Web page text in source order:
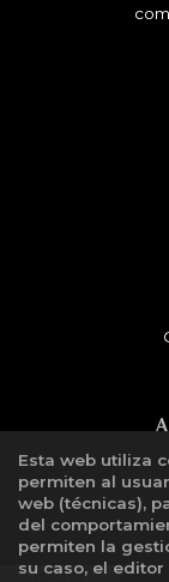
Esta web utiliza
permiten al
web (técnicas),
del
permiten la
su caso, el